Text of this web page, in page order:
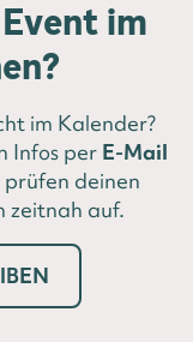
im
im Kalender?
Infos per E-Mail
deinen
zeitnah auf.